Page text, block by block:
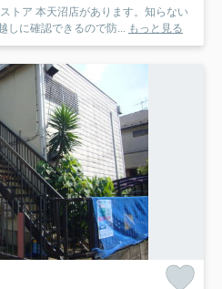
トア 本天沼店があります。知らない
しに確認できるので防... もっと見る